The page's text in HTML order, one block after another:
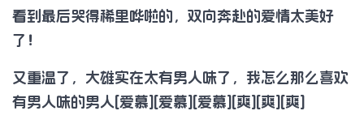
看到最后哭得稀里哗啦的，双向奔赴的爱情太美好
了！
又重温了，大雄实在太有男人味了，我怎么那么喜欢
有男人味的男人[爱慕][爱慕][爱慕][爽][爽][爽]